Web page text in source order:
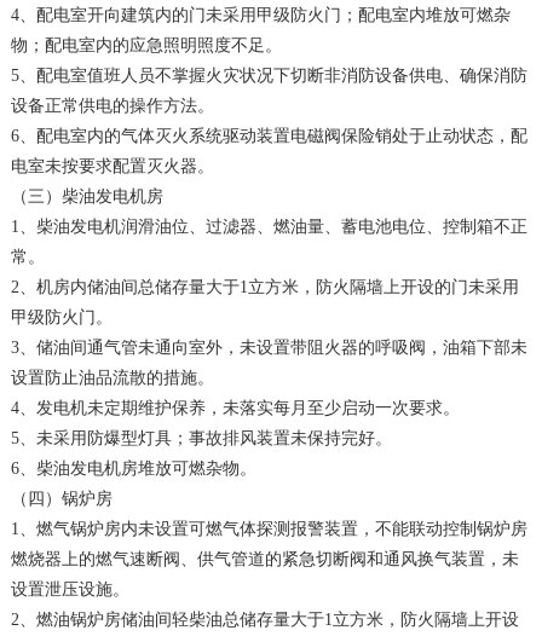
4、配电室开向建筑内的门未采用甲级防火门；配电室内堆放可燃杂
物；配电室内的应急照明照度不足。
5、配电室值班人员不掌握火灾状况下切断非消防设备供电、确保消防
设备正常供电的操作方法。
6、配电室内的气体灭火系统驱动装置电磁阀保险销处于止动状态，配
电室未按要求配置灭火器。
（三）柴油发电机房
1、柴油发电机润滑油位、过滤器、燃油量、蓄电池电位、控制箱不正
常。
2、机房内储油间总储存量大于1立方米，防火隔墙上开设的门未采用
甲级防火门。
3、储油间通气管未通向室外，未设置带阻火器的呼吸阀，油箱下部未
设置防止油品流散的措施。
4、发电机未定期维护保养，未落实每月至少启动一次要求。
5、未采用防爆型灯具；事故排风装置未保持完好。
6、柴油发电机房堆放可燃杂物。
（四）锅炉房
1、燃气锅炉房内未设置可燃气体探测报警装置，不能联动控制锅炉房
燃烧器上的燃气速断阀、供气管道的紧急切断阀和通风换气装置，未
设置泄压设施。
2、燃油锅炉房储油间轻柴油总储存量大于1立方米，防火隔墙上开设